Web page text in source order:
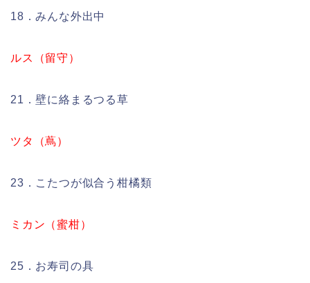
18．みんな外出中
ルス（留守）
21．壁に絡まるつる草
ツタ（蔦）
23．こたつが似合う柑橘類
ミカン（蜜柑）
25．お寿司の具